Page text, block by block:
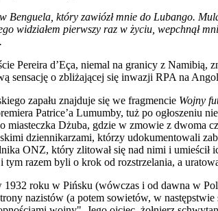
Benguela, który zawiózł mnie do Lubango.
widziałem pierwszy raz w życiu, wepchnął
Pereira d’Eça, niemal na granicy z
sensację o zbliżającej się inwazji RPA na
zapału znajduje się we fragmencie Wojny
Patrice’a Lumumby, tuż po ogłoszeniu
miasteczka Dżuba, gdzie w zmowie z dwoma
dziennikarzami, którzy udokumentowali
ONZ, który zlitował się nad nimi i umieścił
tym razem byli o krok od rozstrzelania, a
1932 roku w Pińsku (wówczas i od dawna w
nazistów (a potem sowietów, w